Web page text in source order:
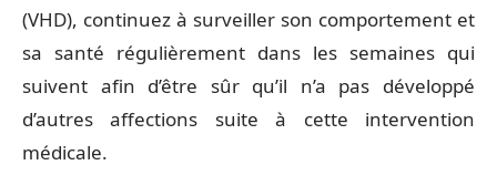
(VHD), continuez à surveiller son comportement et
sa santé régulièrement dans les semaines qui
suivent afin d’être sûr qu’il n’a pas développé
d’autres affections suite à cette intervention
médicale.